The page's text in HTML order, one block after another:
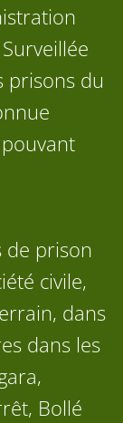
prisons du
de prison
civile,
dans
dans les
Bollé